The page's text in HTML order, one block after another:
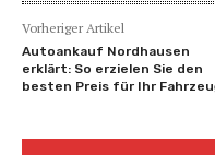
Vorheriger Artikel
Autoankauf Nordhausen
erklärt: So erzielen Sie den
besten Preis für Ihr